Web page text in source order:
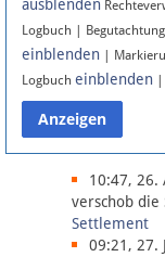
Anmelden
Datenschutz
Über Lobbypedia
Impressum
ausblenden
Logbuch |
einblenden |
Logbuch einblenden
10:47, 26.
verschob die
Settlement
09:21, 27.